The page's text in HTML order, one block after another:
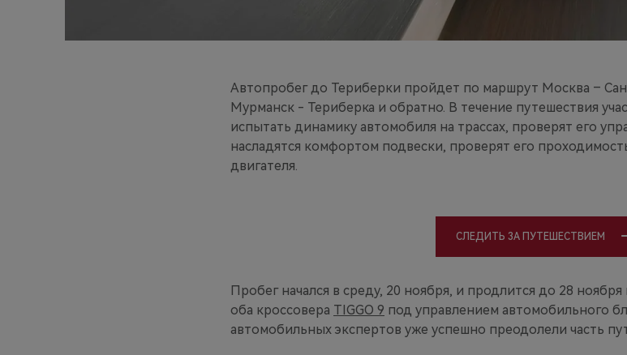
Автопробег до Териберки пройдет по маршрут Москва –
Мурманск - Териберка и обратно. В течение путешествия
испытать динамику автомобиля на трассах, проверят его
насладятся комфортом подвески, проверят его
двигателя.
СЛЕДИТЬ ЗА ПУТЕШЕСТВИЕМ
Пробег начался в среду, 20 ноября, и продлится до 28
оба кроссовера TIGGO 9 под управлением автомобильного
автомобильных экспертов уже успешно преодолели часть